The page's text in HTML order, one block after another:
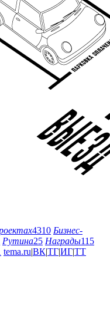
4310 Бизнес-
Рутина25 Награды115
tema.ru|ВК|ТГ|ИГ|ТТ